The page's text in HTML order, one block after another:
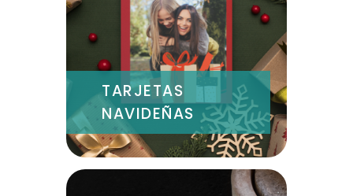
TARJETAS
NAVIDEÑAS